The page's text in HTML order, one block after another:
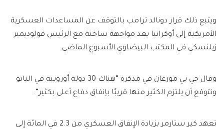
ويتبع ذلك قرار دونالد ترامب بالتوقف عن المساعدات العسكرية
الأمريكية إلى أوكرانيا بعد مواجهة ساخنة مع الرئيس فولوديمير
زيلنسكي في المكتب البيضاوي الأسبوع الماضي.
وقال جي بي مورغان في مذكرة “هناك 30 دولة أوروبية في الناتو
ونتوقع أن يلتزم الكثير منها قريبًا بإنفاق دفاع أعلى بكثير”.
تعهد كير ستارمر بزيادة الإنفاق العسكري من 2.3 في المائة إلى